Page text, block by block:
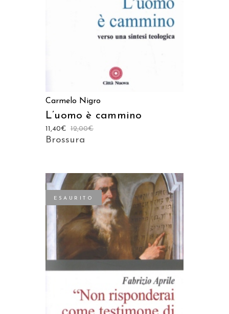
Carmelo Nigro
L’uomo è cammino
12,00€
11,40€
Brossura
ESAURITO
LEGGI TUTTO